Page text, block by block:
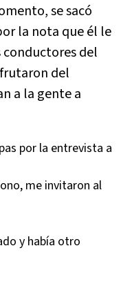
se sacó
la nota que él le
conductores del
del
a la gente a
por la entrevista a
me invitaron al
y había otro